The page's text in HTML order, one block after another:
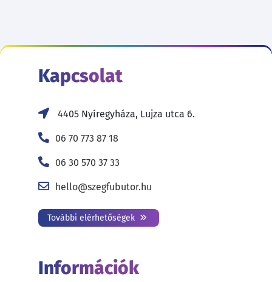
Kapcsolat
4405 Nyíregyháza, Lujza utca 6.
06 70 773 87 18
06 30 570 37 33
hello@szegfubutor.hu
További elérhetőségek
Információk